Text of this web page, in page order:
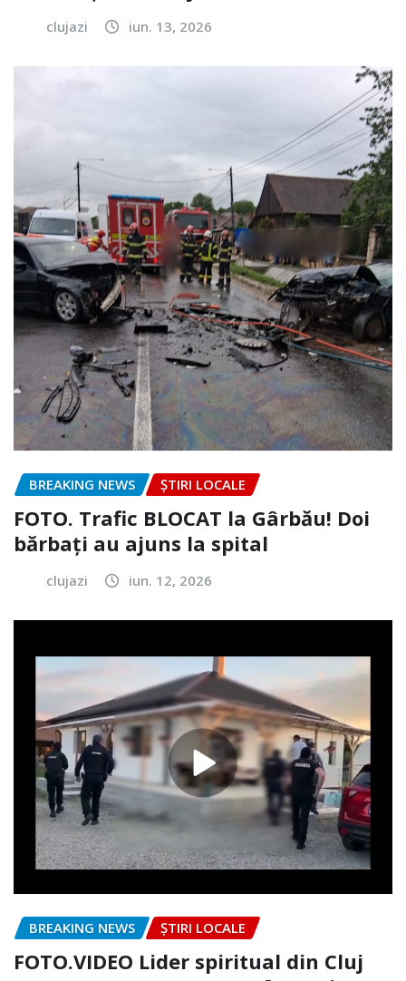
clujazi iun. 13, 2026
BREAKING NEWS ȘTIRI LOCALE
FOTO. Trafic BLOCAT la Gârbău! Doi
bărbați au ajuns la spital
clujazi iun. 12, 2026
BREAKING NEWS ȘTIRI LOCALE
FOTO.VIDEO Lider spiritual din Cluj